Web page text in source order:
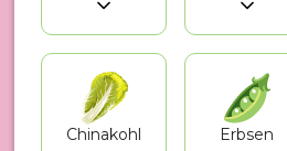
Chinakohl Erbsen